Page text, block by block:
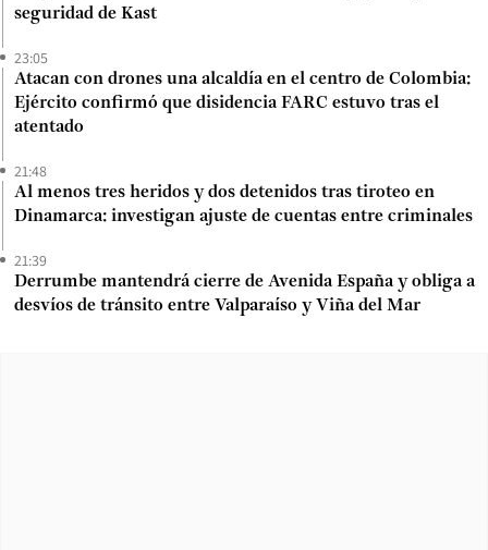
seguridad de Kast
23:05
Atacan con drones una alcaldía en el centro de Colombia:
Ejército confirmó que disidencia FARC estuvo tras el
atentado
21:48
Al menos tres heridos y dos detenidos tras tiroteo en
Dinamarca: investigan ajuste de cuentas entre criminales
21:39
Derrumbe mantendrá cierre de Avenida España y obliga a
desvíos de tránsito entre Valparaíso y Viña del Mar